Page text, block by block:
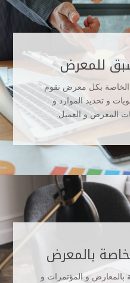
للمعرض
الخاصة بكل معرض نقوم
و تحديد الموارد و
المعرض و العميل.
بالمعرض
و المؤتمرات و